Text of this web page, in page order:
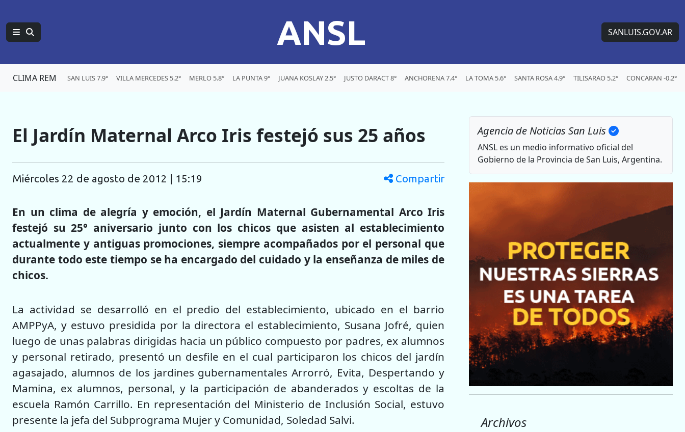
ANSL SANLUIS.GOV.AR
CLIMA REM SAN LUIS 7.9° VILLA MERCEDES 5.2° MERLO 5.8° LA PUNTA 9° JUANA KOSLAY 2.5° JUSTO DARACT 8° ANCHORENA 7.4° LA TOMA 5.6° SANTA ROSA 4.9° TILISARAO 5.2° CONCARAN -0.2°
El Jardín Maternal Arco Iris festejó sus 25 años
miércoles 22 de agosto de 2012 | 15:19 Compartir
En un clima de alegría y emoción, el Jardín Maternal Gubernamental Arco Iris
festejó su 25° aniversario junto con los chicos que asisten al establecimiento
actualmente y antiguas promociones, siempre acompañados por el personal que
durante todo este tiempo se ha encargado del cuidado y la enseñanza de miles de
chicos.
La actividad se desarrolló en el predio del establecimiento, ubicado en el barrio
AMPPyA, y estuvo presidida por la directora el establecimiento, Susana Jofré, quien
luego de unas palabras dirigidas hacia un público compuesto por padres, ex alumnos
y personal retirado, presentó un desfile en el cual participaron los chicos del jardín
agasajado, alumnos de los jardines gubernamentales Arrorró, Evita, Despertando y
Mamina, ex alumnos, personal, y la participación de abanderados y escoltas de la
escuela Ramón Carrillo. En representación del Ministerio de Inclusión Social, estuvo
presente la jefa del Subprograma Mujer y Comunidad, Soledad Salvi.
Agencia de Noticias San Luis
ANSL es un medio informativo oficial del
Gobierno de la Provincia de San Luis, Argentina.
Archivos